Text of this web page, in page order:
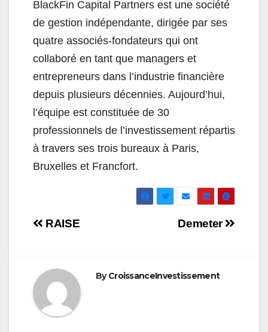
BlackFin Capital Partners est une société
de gestion indépendante, dirigée par ses
quatre associés-fondateurs qui ont
collaboré en tant que managers et
entrepreneurs dans l’industrie financière
depuis plusieurs décennies. Aujourd’hui,
l’équipe est constituée de 30
professionnels de l’investissement répartis
à travers ses trois bureaux à Paris,
Bruxelles et Francfort.
Navigation
l’article
Demeter
RAISE
ByCroissanceInvestissement